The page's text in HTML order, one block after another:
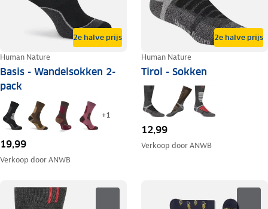
2e halve prijs
Human Nature
Basis - Wandelsokken 2-
pack
+1
19,99
Verkoop doorANWB
2e halve prijs
Human Nature
Tirol - Sokken
12,99
Verkoop doorANWB